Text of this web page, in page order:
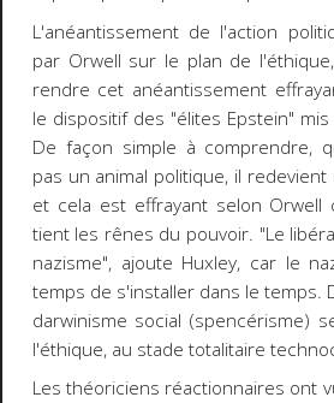
L'anéantissement de l'action
par Orwell sur le plan de
rendre cet anéantissement
le dispositif des "élites Epstein"
De façon simple à comprendre,
pas un animal politique, il
et cela est effrayant selon Orwell
tient les rênes du pouvoir. "Le
nazisme", ajoute Huxley, car le
temps de s'installer dans le temps.
darwinisme social (spencérisme)
l'éthique, au stade totalitaire
Les théoriciens réactionnaires ont